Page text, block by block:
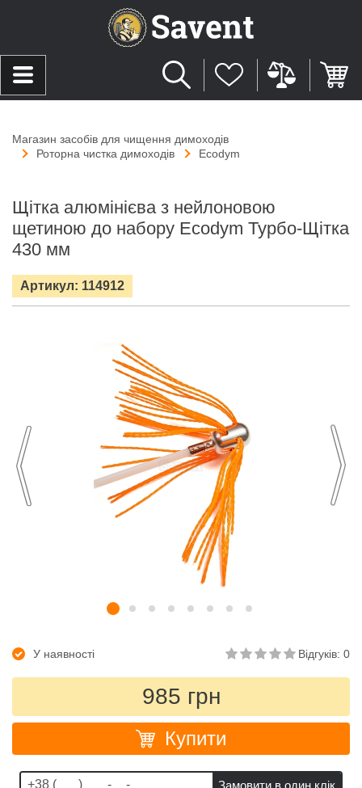
Магазин засобів для чищення димоходів
Роторна чистка димоходів
Ecodym
Щітка алюмінієва з нейлоновою
щетиною до набору Ecodym Турбо-Щітка
430 мм
Артикул: 114912
У наявності Відгуків: 0
985 грн
Купити